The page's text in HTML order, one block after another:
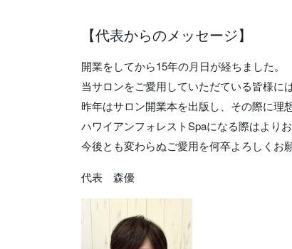
【代表からのメッセージ】
開業をしてから15年の月日が経ちました。
当サロンをご愛用していただている皆様に
昨年はサロン開業本を出版し、その際に理
ハワイアンフォレストSpaになる際はより
今後とも変わらぬご愛用を何卒よろしくお
代表 森優